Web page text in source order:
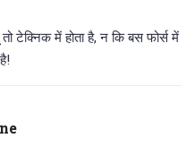
टेक्निक में होता है, न कि बस फोर्स में